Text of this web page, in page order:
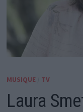
MUSIQUE TV
Laura